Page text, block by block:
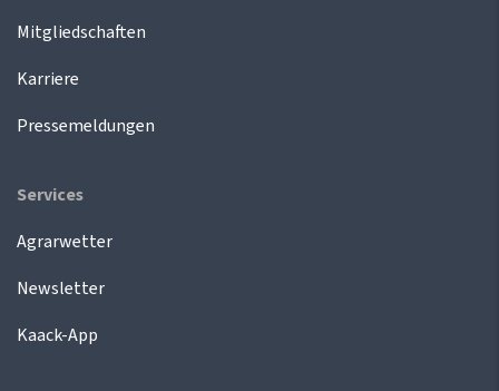
Mitgliedschaften
Karriere
Pressemeldungen
Services
Agrarwetter
Newsletter
Kaack-App